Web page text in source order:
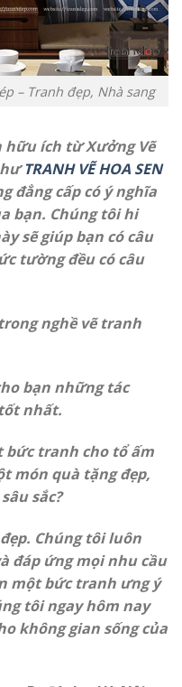
– Tranh đẹp, Nhà sang
ích từ Xưởng Vẽ
TRANH VẼ HOA SEN
đẳng cấp có ý nghĩa
bạn. Chúng tôi hi
sẽ giúp bạn có câu
tường đều có câu
nghề vẽ tranh
bạn những tác
nhất.
bức tranh cho tổ ấm
món quà tặng đẹp,
sắc?
Chúng tôi luôn
đáp ứng mọi nhu cầu
một bức tranh ưng ý
tôi ngay hôm nay
không gian sống của